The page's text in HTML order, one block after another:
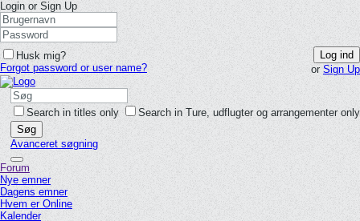
Login or Sign Up
Husk mig?
Log ind
Forgot password or user name?
or Sign Up
Search in titles only
Search in Ture, udflugter og arrangementer only
Søg
Avanceret søgning
Forum
Nye emner
Dagens emner
Hvem er Online
Kalender